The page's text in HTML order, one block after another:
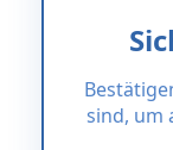
sind, um